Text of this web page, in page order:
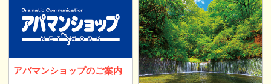
アパマンショップのご案内